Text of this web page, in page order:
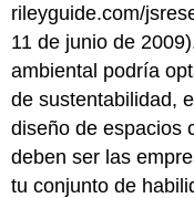
rileyguide.com/
11 de junio de
ambiental podría
de sustentabilidad,
diseño de espacios
deben ser las
tu conjunto de